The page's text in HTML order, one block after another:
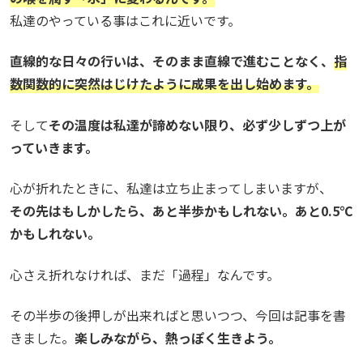
私達のやっている事はこれに近いです。
直線的な日々の行いは、そのまま直線で進むことなく、 指
数関数的に突然はじけたように成果を出し始めます。
そしてその温度は私達が諦めない限り、必ず少しずつ上が
っていきます。
心が折れたときに、私達は立ち止まってしまいますが、
その先はもしかしたら、あと半歩かもしれない。あと0.5℃
かもしれない。
心さえ折れなければ、まだ「過程」なんです。
その半歩の後押しが出来ればと思いつつ、今回は記事を書
きました。 楽しみながら、熱っぽく生きよう。